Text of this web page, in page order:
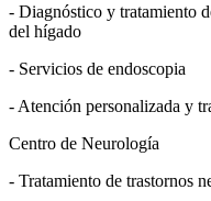
- Diagnóstico y tratamiento
del hígado
- Servicios de endoscopia
- Atención personalizada y
Centro de Neurología
- Tratamiento de trastornos